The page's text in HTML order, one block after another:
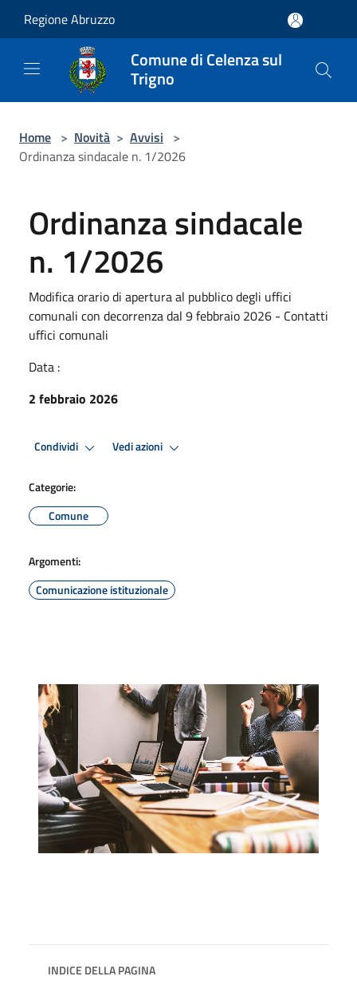
Regione Abruzzo
Comune di Celenza sul
Trigno
Home > Novità > Avvisi >
Ordinanza sindacale n. 1/2026
Ordinanza sindacale
n. 1/2026
Modifica orario di apertura al pubblico degli uffici
comunali con decorrenza dal 9 febbraio 2026 - Contatti
uffici comunali
Data :
2 febbraio 2026
Condividi Vedi azioni
Categorie:
Comune
Argomenti:
Comunicazione istituzionale
INDICE DELLA PAGINA